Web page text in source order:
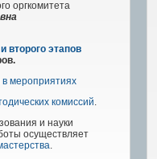
оргкомитета
второго этапов
мероприятиях
комиссий.
и науки
осуществляет
.